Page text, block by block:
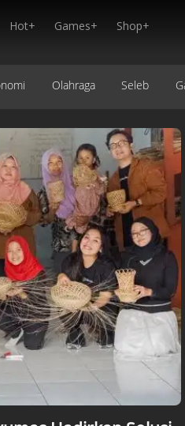
Hot+ Games+ Shop+
Olahraga Seleb